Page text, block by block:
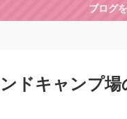
ブログ
ドキャンプ場